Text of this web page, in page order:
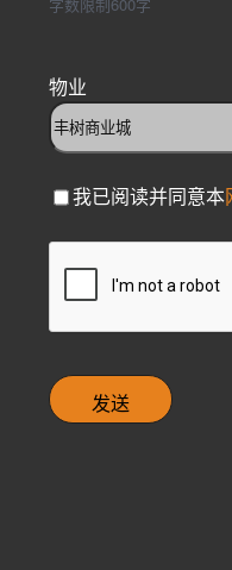
物业
C
e
b
x
我已阅读并同意本
T
H
A